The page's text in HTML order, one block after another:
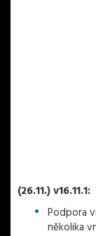
(26.11.) v16.11.1:
Podpora
několika